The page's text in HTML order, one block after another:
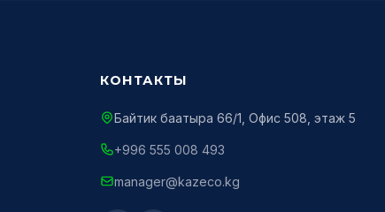
КОНТАКТЫ
Байтик баатыра 66/1, Офис 508, этаж 5
+996 555 008 493
manager@kazeco.kg